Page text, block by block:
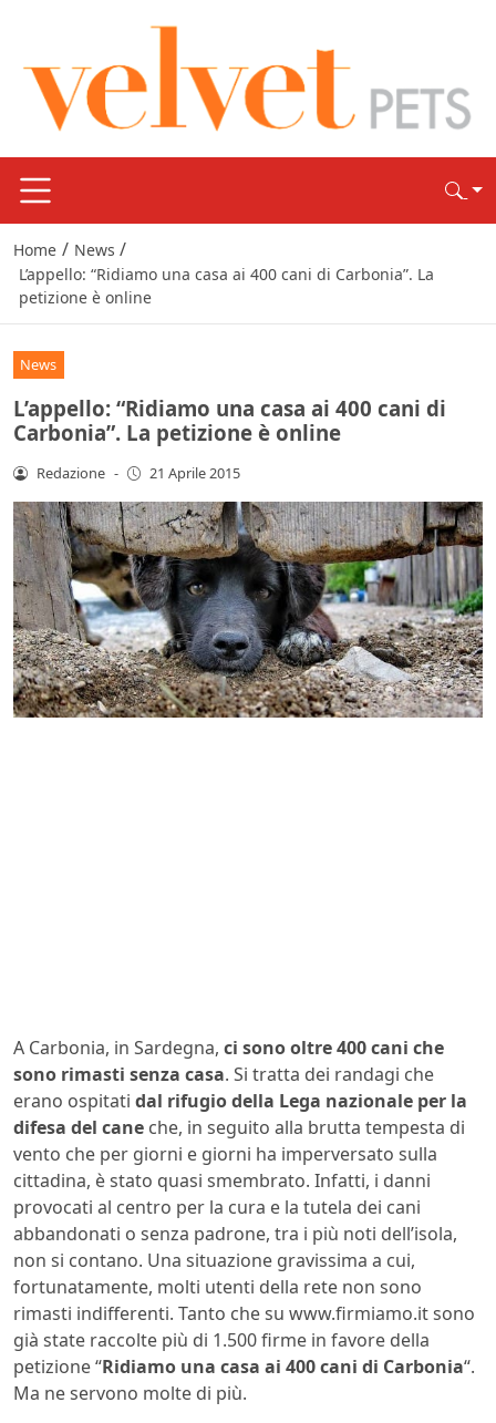
Home / News /
L’appello: “Ridiamo una casa ai 400 cani di Carbonia”. La
petizione è online
News
L’appello: “Ridiamo una casa ai 400 cani di
Carbonia”. La petizione è online
Redazione - 21 Aprile 2015
A Carbonia, in Sardegna, ci sono oltre 400 cani che
sono rimasti senza casa. Si tratta dei randagi che
erano ospitati dal rifugio della Lega nazionale per la
difesa del cane che, in seguito alla brutta tempesta di
vento che per giorni e giorni ha imperversato sulla
cittadina, è stato quasi smembrato. Infatti, i danni
provocati al centro per la cura e la tutela dei cani
abbandonati o senza padrone, tra i più noti dell’isola,
non si contano. Una situazione gravissima a cui,
fortunatamente, molti utenti della rete non sono
rimasti indifferenti. Tanto che su www.firmiamo.it sono
già state raccolte più di 1.500 firme in favore della
petizione “Ridiamo una casa ai 400 cani di Carbonia“.
Ma ne servono molte di più.